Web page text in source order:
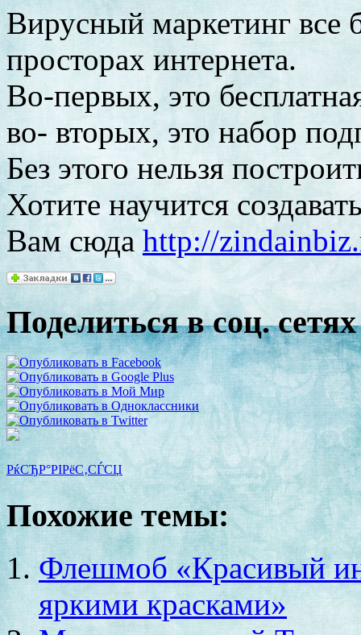
Вирусный маркетинг все
просторах интернета.
Во-первых, это
во- вторых, это набор
Без этого нельзя
Хотите научится
Вам сюда http://
Поделиться в соц. сетях
РќСЂР°РІРёС‚СЃСЏ
Похожие темы:
Флешмоб «Красивый
яркими красками»